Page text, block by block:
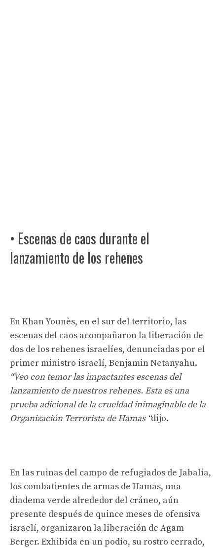
• Escenas de caos durante el
lanzamiento de los rehenes
En Khan Younès, en el sur del territorio, las
escenas del caos acompañaron la liberación de
dos de los rehenes israelíes, denunciadas por el
primer ministro israelí, Benjamin Netanyahu.
“Veo con temor las impactantes escenas del
lanzamiento de nuestros rehenes. Esta es una
prueba adicional de la crueldad inimaginable de la
Organización Terrorista de Hamas “dijo.
En las ruinas del campo de refugiados de Jabalia,
los combatientes de armas de Hamas, una
diadema verde alrededor del cráneo, aún
presente después de quince meses de ofensiva
israelí, organizaron la liberación de Agam
Berger. Exhibida en un podio, su rostro cerrado,